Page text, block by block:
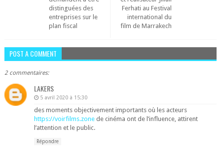
Ferhati au Festival
international du
film de Marrakech
distinguées des
entreprises sur le
plan fiscal
POST A COMMENT
2 commentaires:
LAKERS
5 avril 2020 à 15:30
des moments objectivement importants où les acteurs
https://voirfilms.zonede cinéma ont de l’influence, attirent
l’attention et le public.
Répondre